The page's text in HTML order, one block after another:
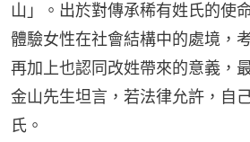
山」。出於對傳承稀有姓氏的使
體驗女性在社會結構中的處境，
再加上也認同改姓帶來的意義，
金山先生坦言，若法律允許，自
氏。